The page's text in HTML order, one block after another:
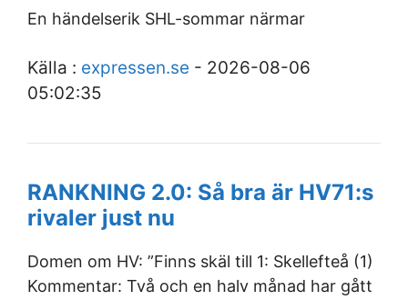
En händelserik SHL-sommar närmar
Källa : expressen.se - 2026-08-06
05:02:35
RANKNING 2.0: Så bra är HV71:s
rivaler just nu
Domen om HV: ”Finns skäl till 1: Skellefteå (1)
Kommentar: Två och en halv månad har gått